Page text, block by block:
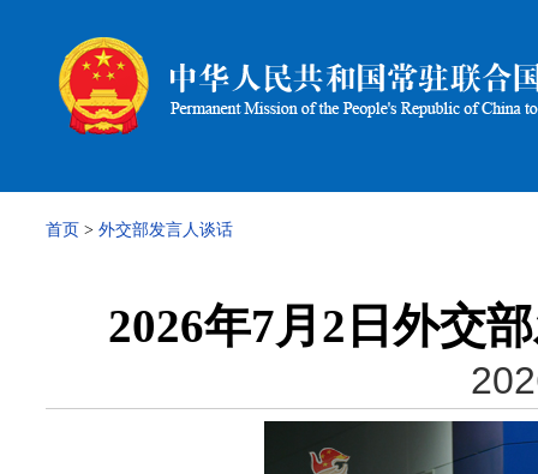
首页 > 外交部发言人谈话
2026年7月2日外交